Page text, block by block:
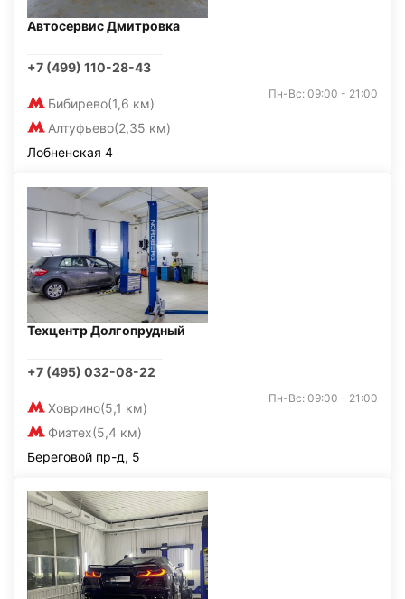
Автосервис Дмитровка
+7 (499) 110-28-43
Бибирево(1,6 км)
Алтуфьево(2,35 км)
Пн-Вс: 09:00 - 21:00
Лобненская 4
Техцентр Долгопрудный
+7 (495) 032-08-22
Ховрино(5,1 км)
Физтех(5,4 км)
Пн-Вс: 09:00 - 21:00
Береговой пр-д, 5